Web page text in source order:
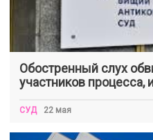
Обостренный слух
участников
СУД 22 мая